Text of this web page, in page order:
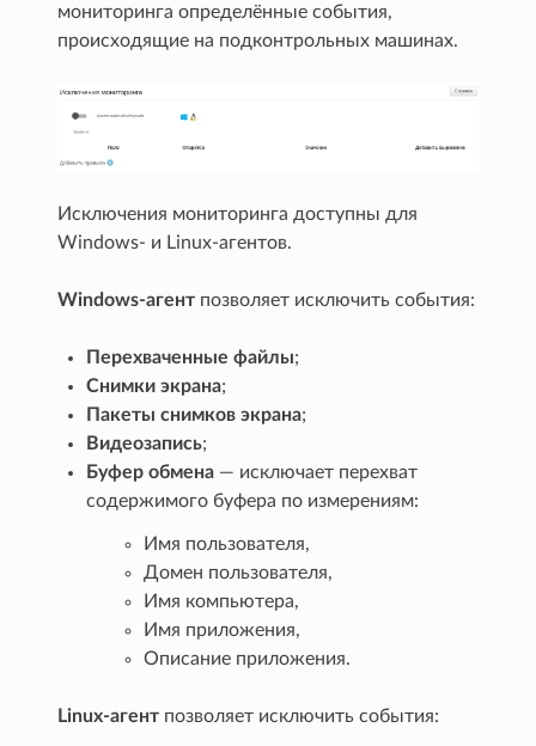
мониторинга определённые события,
происходящие на подконтрольных машинах.
Исключения мониторинга доступны для
Windows- и Linux-агентов.
Windows-агент позволяет исключить события:
Перехваченные файлы;
Снимки экрана;
Пакеты снимков экрана;
Видеозапись;
Буфер обмена — исключает перехват
содержимого буфера по измерениям:
Имя пользователя,
Домен пользователя,
Имя компьютера,
Имя приложения,
Описание приложения.
Linux-агент позволяет исключить события: